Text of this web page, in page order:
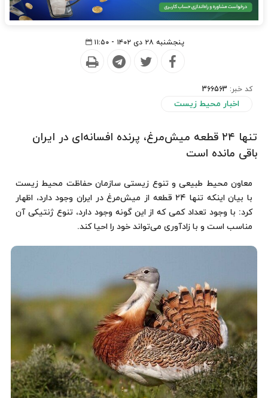
پنجشنبه ۲۸ دی ۱۴۰۲ - ۱۱:۵۰
کد خبر: 366563
اخبار محیط زیست
تنها ۲۴ قطعه میش‌مرغ، پرنده افسانه‌ای در ایران
باقی مانده است
معاون محیط طبیعی و تنوع زیستی سازمان حفاظت محیط زیست
با بیان اینکه تنها ۲۴ قطعه از میش‌مرغ در ایران وجود دارد، اظهار
کرد: با وجود تعداد کمی که از این گونه وجود دارد، تنوع ژنتیکی آن
مناسب است و با زادآوری می‌تواند خود را احیا کند.